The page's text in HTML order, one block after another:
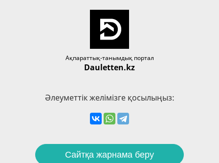
Ақпараттық-танымдық портал
Dauletten.kz
Әлеуметтік желімізге қосылыңыз:
Сайтқа жарнама беру